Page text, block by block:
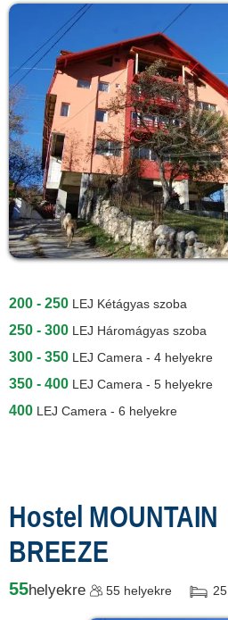
200 - 250 LEJ Kétágyas szoba
250 - 300 LEJ Háromágyas szoba
300 - 350 LEJ Camera - 4 helyekre
350 - 400 LEJ Camera - 5 helyekre
400 LEJ Camera - 6 helyekre
Hostel MOUNTAIN
BREEZE
55helyekre 55 helyekre 25